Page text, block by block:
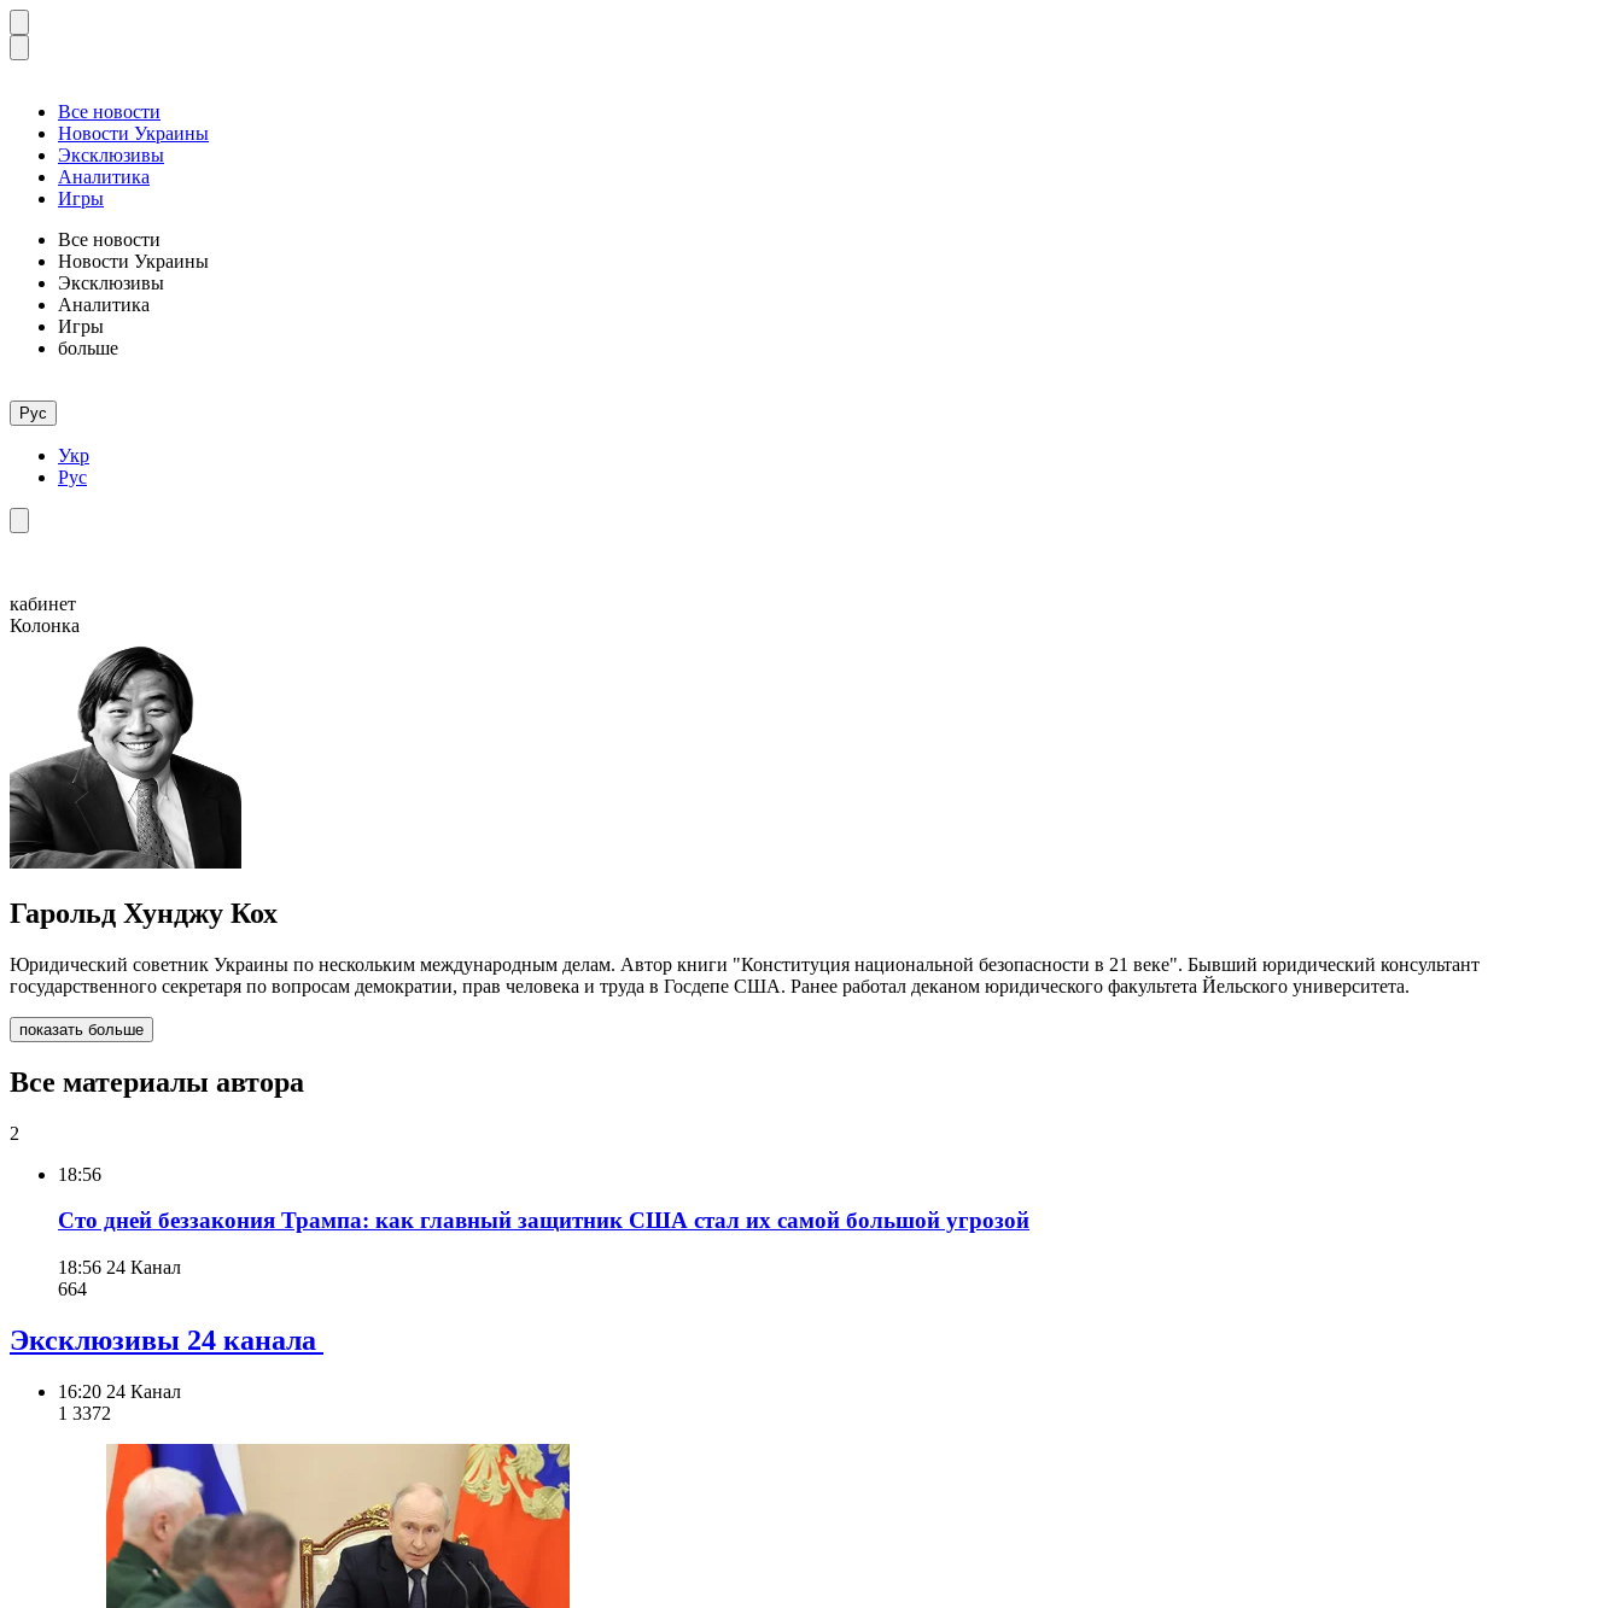
Все новости
Новости Украины
Эксклюзивы
Аналитика
Игры
Все новости
Новости Украины
Эксклюзивы
Аналитика
Игры
больше
Рус
Укр
Рус
кабинет
Колонка
Гарольд Хунджу Кох
Юридический советник Украины по нескольким международным делам. Автор книги "Конституция национальной безопасности в 21 веке". Бывший юридический консультант
государственного секретаря по вопросам демократии, прав человека и труда в Госдепе США. Ранее работал деканом юридического факультета Йельского университета.
показать больше
Все материалы автора
2
18:56
Сто дней беззакония Трампа: как главный защитник США стал их самой большой угрозой
18:56 24 Канал
664
Эксклюзивы 24 канала
16:20 24 Канал
1 3372